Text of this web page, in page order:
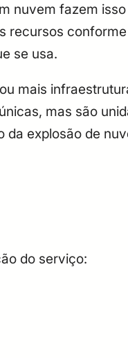
nuvem fazem
recursos
se usa.
mais
mas são
explosão de
do serviço: